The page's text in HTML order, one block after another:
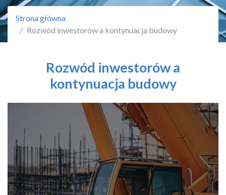
Strona główna
Rozwód inwestorów a kontynuacja budowy
Rozwód inwestorów a
kontynuacja budowy